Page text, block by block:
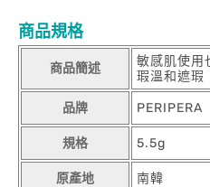
商品規格
商品簡述
敏感肌使用
瑕溫和遮瑕
品牌 PERIPERA
規格 5.5g
原產地 南韓